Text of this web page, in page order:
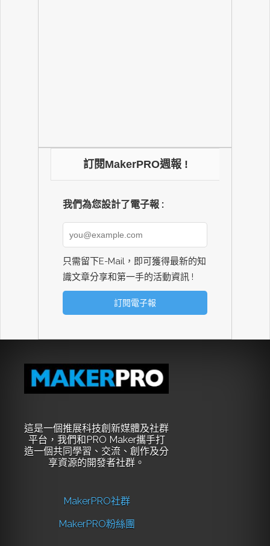
訂閱MakerPRO週報 !
我們為您設計了電子報 :
只需留下E-Mail，即可獲得最新的知
識文章分享和第一手的活動資訊 !
這是一個推展科技創新媒體及社群
平台，我們和PRO Maker攜手打
造一個共同學習、交流、創作及分
享資源的開發者社群。
MakerPRO社群
MakerPRO粉絲團